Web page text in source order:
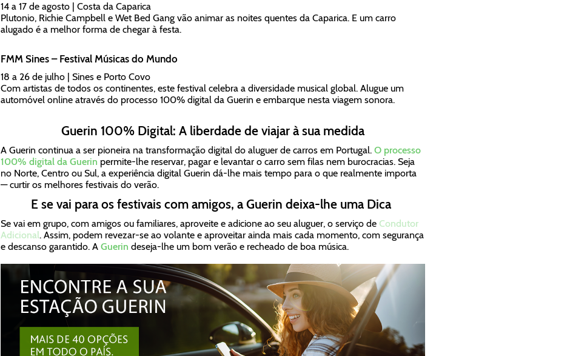
14 a 17 de agosto | Costa da Caparica
Plutonio, Richie Campbell e Wet Bed Gang vão animar as noites quentes da Caparica. E um carro
alugado é a melhor forma de chegar à festa.
FMM Sines – Festival Músicas do Mundo
18 a 26 de julho | Sines e Porto Covo
Com artistas de todos os continentes, este festival celebra a diversidade musical global. Alugue um
automóvel online através do processo 100% digital da Guerin e embarque nesta viagem sonora.
Guerin 100% Digital: A liberdade de viajar à sua medida
A Guerin continua a ser pioneira na transformação digital do aluguer de carros em Portugal. O processo
100% digital da Guerin permite-lhe reservar, pagar e levantar o carro sem filas nem burocracias. Seja
no Norte, Centro ou Sul, a experiência digital Guerin dá-lhe mais tempo para o que realmente importa
— curtir os melhores festivais do verão.
E se vai para os festivais com amigos, a Guerin deixa-lhe uma Dica
Se vai em grupo, com amigos ou familiares, aproveite e adicione ao seu aluguer, o serviço de Condutor
Adicional. Assim, podem revezar-se ao volante e aproveitar ainda mais cada momento, com segurança
e descanso garantido. A Guerin deseja-lhe um bom verão e recheado de boa música.